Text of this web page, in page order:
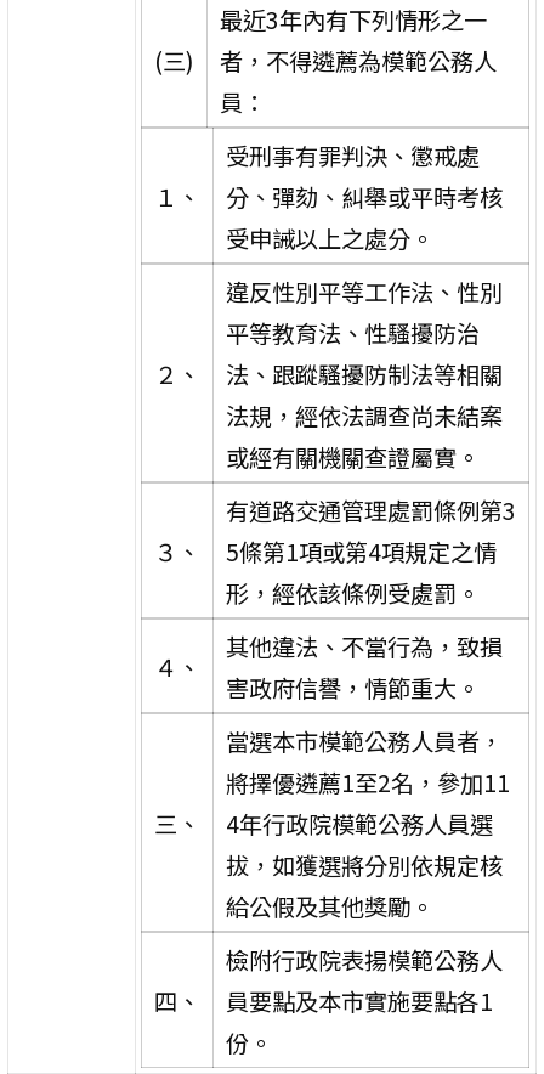
(三)
最近3年內有下列情形之一
者，不得遴薦為模範公務人
員：
１、
受刑事有罪判決、懲戒處
分、彈劾、糾舉或平時考核
受申誡以上之處分。
２、
違反性別平等工作法、性別
平等教育法、性騷擾防治
法、跟蹤騷擾防制法等相關
法規，經依法調查尚未結案
或經有關機關查證屬實。
３、
有道路交通管理處罰條例第3
5條第1項或第4項規定之情
形，經依該條例受處罰。
４、
其他違法、不當行為，致損
害政府信譽，情節重大。
三、
當選本市模範公務人員者，
將擇優遴薦1至2名，參加11
4年行政院模範公務人員選
拔，如獲選將分別依規定核
給公假及其他獎勵。
四、
檢附行政院表揚模範公務人
員要點及本市實施要點各1
份。